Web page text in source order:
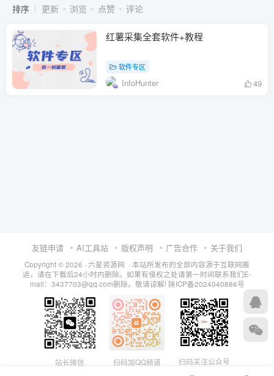
排序 更新 浏览 点赞 评论
红薯采集全套软件+教程
软件专区
InfoHunter 49
友链申请 AI工具站 版权声明 广告合作 关于我们
Copyright © 2026 · 六星资源网 · 本站所发布的全部内容源于互联网搬
运，请在下载后24小时内删除。如果有侵权之处请第一时间联系我们E-
mail：3437703@qq.com删除。敬请谅解! 陕ICP备2024040886号
站长微信 扫码加QQ频道 扫码关注公众号